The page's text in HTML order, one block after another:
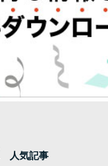
人気記事